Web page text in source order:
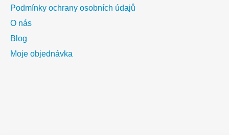
Podmínky ochrany osobních údajů
O nás
Blog
Moje objednávka